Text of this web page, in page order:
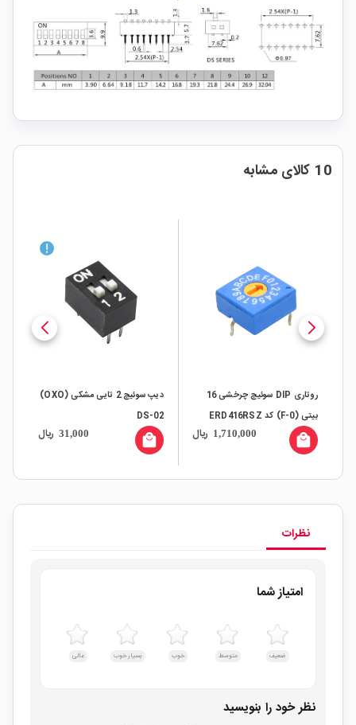
10 کالای مشابه
روتاری DIP سوئیچ چرخشی 16
بیتی (0-F) کد ERD416RSZ
1,710,000 ریال local_mall
دیپ سوئیچ 2 تایی مشکی (OXO)
DS-02
31,000 ریال local_mall
نظرات
امتیاز شما
ضعیف متوسط خوب بسیار خوب عالی
نظر خود را بنویسید